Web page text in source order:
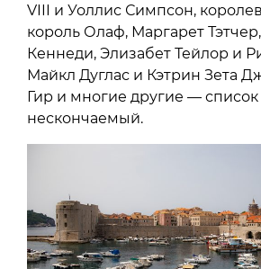
VIII и Уоллис Симпсон,
король Олаф, Маргарет
Кеннеди, Элизабет Тейлор и
Майкл Дуглас и Кэтрин Зета
Гир и многие другие — список
нескончаемый.